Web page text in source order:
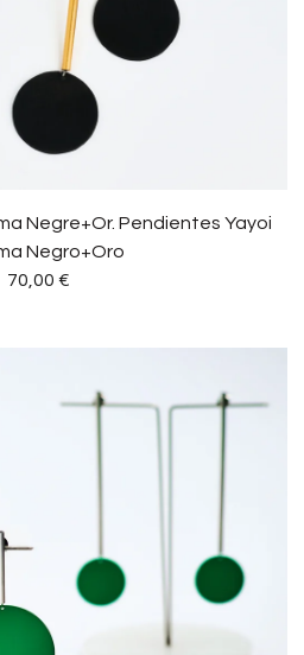
Negre+Or. Pendientes Yayoi
Negro+Oro
70,00 €